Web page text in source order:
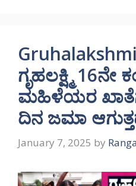
ಗೃಹಲಕ್ಷ್ಮಿ
ಮಹಿಳೆಯರ
ದಿನ ಜಮಾ
January 7, 2025 by